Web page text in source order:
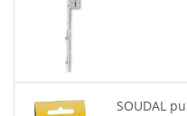
SOUDAL